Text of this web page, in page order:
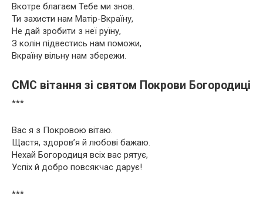
Вкотре благаєм Тебе ми знов.
Ти захисти нам Матір-Вкраїну,
Не дай зробити з неї руїну,
З колін підвестись нам поможи,
Вкраїну вільну нам збережи.
СМС вітання зі святом Покрови Богородиці
***
Вас я з Покровою вітаю.
Щастя, здоров’я й любові бажаю.
Нехай Богородиця всіх вас рятує,
Успіх й добро повсякчас дарує!
***